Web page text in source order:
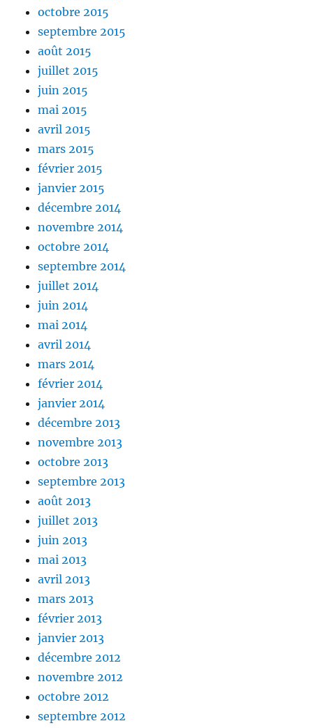
octobre 2015
septembre 2015
août 2015
juillet 2015
juin 2015
mai 2015
avril 2015
mars 2015
février 2015
janvier 2015
décembre 2014
novembre 2014
octobre 2014
septembre 2014
juillet 2014
juin 2014
mai 2014
avril 2014
mars 2014
février 2014
janvier 2014
décembre 2013
novembre 2013
octobre 2013
septembre 2013
août 2013
juillet 2013
juin 2013
mai 2013
avril 2013
mars 2013
février 2013
janvier 2013
décembre 2012
novembre 2012
octobre 2012
septembre 2012